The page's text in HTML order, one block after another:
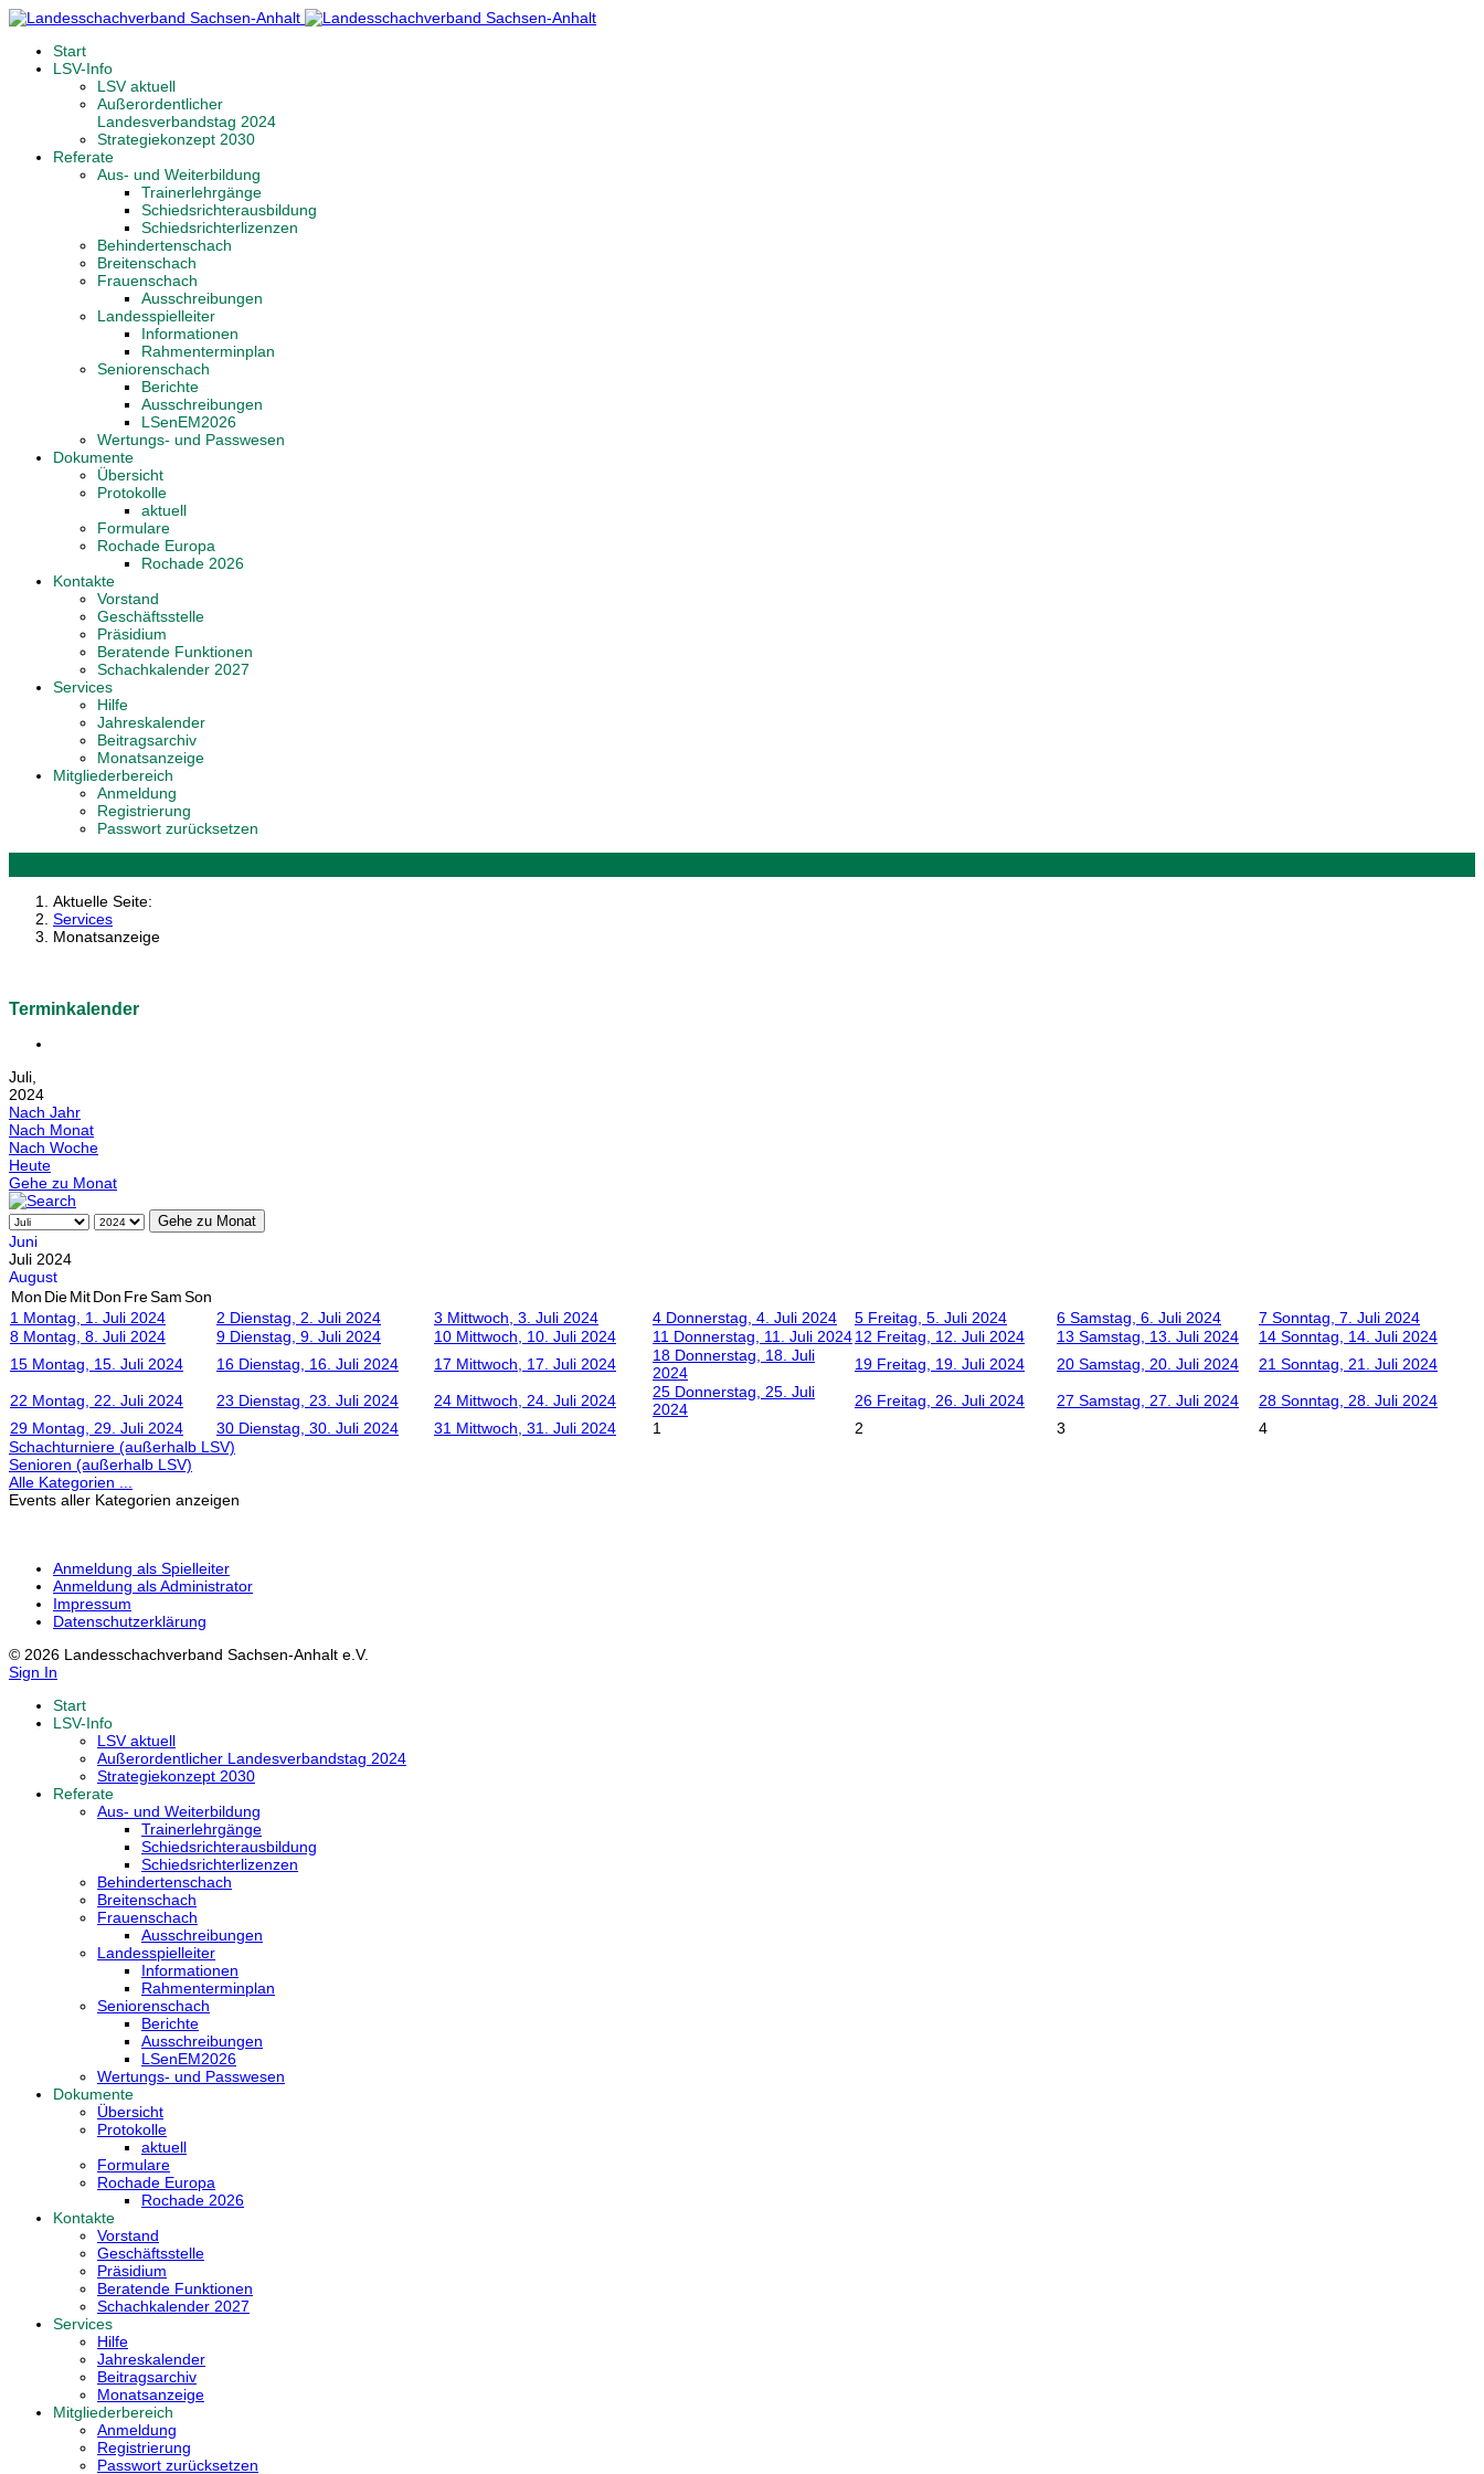
Start
LSV-Info
LSV aktuell
Außerordentlicher
Landesverbandstag 2024
Strategiekonzept 2030
Referate
Aus- und Weiterbildung
Trainerlehrgänge
Schiedsrichterausbildung
Schiedsrichterlizenzen
Behindertenschach
Breitenschach
Frauenschach
Ausschreibungen
Landesspielleiter
Informationen
Rahmenterminplan
Seniorenschach
Berichte
Ausschreibungen
LSenEM2026
Wertungs- und Passwesen
Dokumente
Übersicht
Protokolle
aktuell
Formulare
Rochade Europa
Rochade 2026
Kontakte
Vorstand
Geschäftsstelle
Präsidium
Beratende Funktionen
Schachkalender 2027
Services
Hilfe
Jahreskalender
Beitragsarchiv
Monatsanzeige
Mitgliederbereich
Anmeldung
Registrierung
Passwort zurücksetzen
Aktuelle Seite:
Services
Monatsanzeige
Terminkalender
Juli,
2024
Nach Jahr
Nach Monat
Nach Woche
Heute
Gehe zu Monat
Gehe zu Monat
Juni
Juli 2024
August
Mon DieMitDon FreSamSon
1 Montag, 1. Juli 2024 2 Dienstag, 2. Juli 2024 3 Mittwoch, 3. Juli 2024 4 Donnerstag, 4. Juli 2024 5 Freitag, 5. Juli 2024 6 Samstag, 6. Juli 2024 7 Sonntag, 7. Juli 2024
8 Montag, 8. Juli 2024 9 Dienstag, 9. Juli 2024 10 Mittwoch, 10. Juli 2024 11 Donnerstag, 11. Juli 202412 Freitag, 12. Juli 2024 13 Samstag, 13. Juli 2024 14 Sonntag, 14. Juli 2024
15 Montag, 15. Juli 2024 16 Dienstag, 16. Juli 2024 17 Mittwoch, 17. Juli 2024 18 Donnerstag, 18. Juli
2024
19 Freitag, 19. Juli 2024 20 Samstag, 20. Juli 2024 21 Sonntag, 21. Juli 2024
22 Montag, 22. Juli 2024 23 Dienstag, 23. Juli 2024 24 Mittwoch, 24. Juli 2024 25 Donnerstag, 25. Juli
2024
26 Freitag, 26. Juli 2024 27 Samstag, 27. Juli 2024 28 Sonntag, 28. Juli 2024
29 Montag, 29. Juli 2024 30 Dienstag, 30. Juli 2024 31 Mittwoch, 31. Juli 2024 1 2 3
4
Schachturniere (außerhalb LSV)
Senioren (außerhalb LSV)
Alle Kategorien ...
Events aller Kategorien anzeigen
Anmeldung als Spielleiter
Anmeldung als Administrator
Impressum
Datenschutzerklärung
© 2026 Landesschachverband Sachsen-Anhalt e.V.
Sign In
Start
LSV-Info
LSV aktuell
Außerordentlicher Landesverbandstag 2024
Strategiekonzept 2030
Referate
Aus- und Weiterbildung
Trainerlehrgänge
Schiedsrichterausbildung
Schiedsrichterlizenzen
Behindertenschach
Breitenschach
Frauenschach
Ausschreibungen
Landesspielleiter
Informationen
Rahmenterminplan
Seniorenschach
Berichte
Ausschreibungen
LSenEM2026
Wertungs- und Passwesen
Dokumente
Übersicht
Protokolle
aktuell
Formulare
Rochade Europa
Rochade 2026
Kontakte
Vorstand
Geschäftsstelle
Präsidium
Beratende Funktionen
Schachkalender 2027
Services
Hilfe
Jahreskalender
Beitragsarchiv
Monatsanzeige
Mitgliederbereich
Anmeldung
Registrierung
Passwort zurücksetzen